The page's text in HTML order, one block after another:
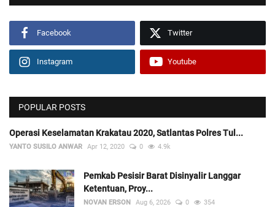
Facebook Twitter
Instagram Youtube
POPULAR POSTS
Operasi Keselamatan Krakatau 2020, Satlantas Polres Tul...
YANTO SUSILO ANWAR Apr 12, 2020 0 4.9k
Pemkab Pesisir Barat Disinyalir Langgar
Ketentuan, Proy...
NOVAN ERSON Aug 6, 2026 0 354